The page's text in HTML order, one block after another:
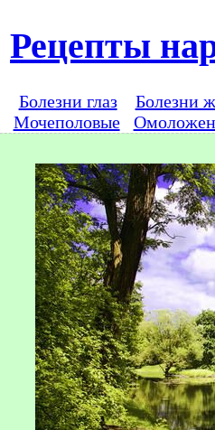
Рецепты
Болезни глаз Болезни
Мочеполовые